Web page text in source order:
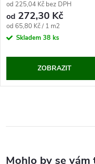
od 225,04 Kč bez DPH
od 272,30 Kč
Měrná
cena:
od 65,80 Kč / 1 m2
Skladem 38 ks
ZOBRAZIT